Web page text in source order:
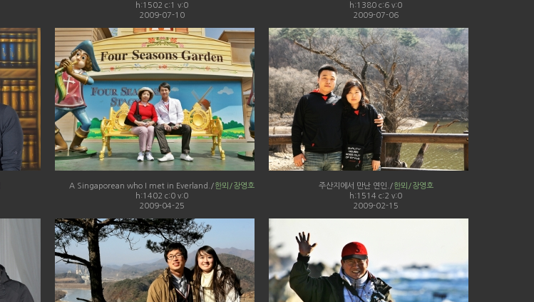
h:1502 c:1 v:0
2009-07-10
h:1380 c:6 v:0
2009-07-06
A Singaporean who I met in Everland./한뫼/장영호
h:1402 c:0 v:0
2009-04-25
주산지에서 만난 연인./한뫼/장영호
h:1514 c:2 v:0
2009-02-15